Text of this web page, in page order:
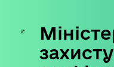
Skip
contentзахисту